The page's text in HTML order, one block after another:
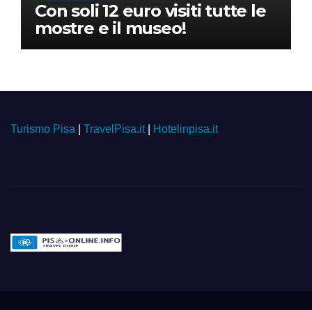
Con soli 12 euro visiti tutte le
mostre e il museo!
Turismo Pisa TravelPisa.it| Hotelinpisa.it